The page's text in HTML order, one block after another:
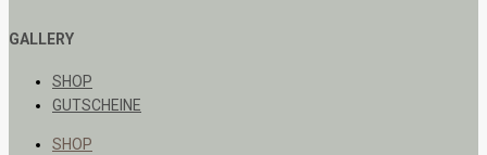
GALLERY
SHOP
GUTSCHEINE
SHOP